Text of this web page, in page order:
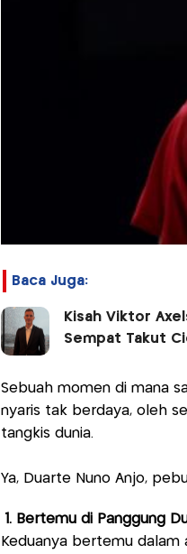
Baca Juga:
Kisah Viktor
Sempat Takut
Sebuah momen di mana
nyaris tak berdaya, oleh
tangkis dunia.
Ya, Duarte Nuno Anjo,
1. Bertemu di Panggung
Keduanya bertemu dalam